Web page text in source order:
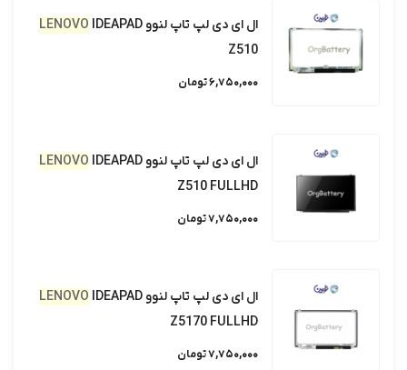
ال ای دی لپ تاپ لنوو LENOVO IDEAPAD
Z510
6,750,000 تومان
ال ای دی لپ تاپ لنوو LENOVO IDEAPAD
Z510 FULLHD
7,750,000 تومان
ال ای دی لپ تاپ لنوو LENOVO IDEAPAD
Z5170 FULLHD
7,750,000 تومان